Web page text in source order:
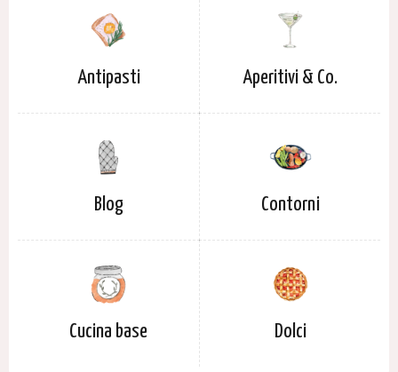
Antipasti Aperitivi & Co.
Blog Contorni
Cucina base Dolci